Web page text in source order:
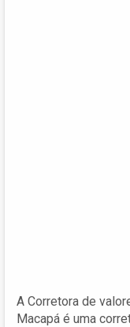
A Corretora de
Macapá é uma